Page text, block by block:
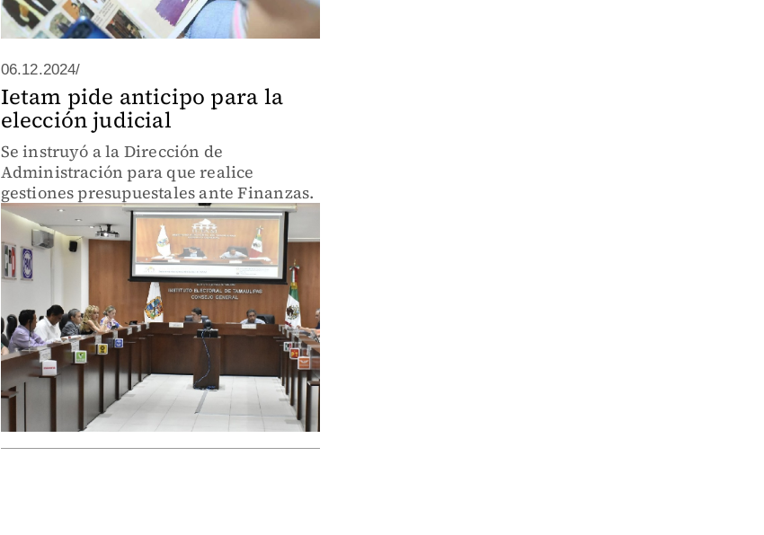
06.12.2024/
Ietam pide anticipo para la
elección judicial
Se instruyó a la Dirección de
Administración para que realice
gestiones presupuestales ante Finanzas.